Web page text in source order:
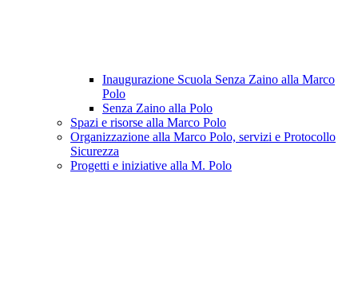
Inaugurazione Scuola Senza Zaino alla Marco
Polo
Senza Zaino alla Polo
Spazi e risorse alla Marco Polo
Organizzazione alla Marco Polo, servizi e Protocollo
Sicurezza
Progetti e iniziative alla M. Polo